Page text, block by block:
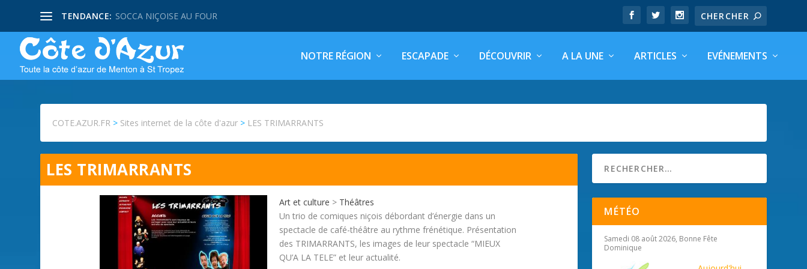
TENDANCE: SOCCA NIÇOISE AU FOUR
NOTRE RÉGION ESCAPADE DÉCOUVRIR A LA UNE ARTICLES EVÉNEMENTS
COTE.AZUR.FR > Sites internet de la côte d'azur > LES TRIMARRANTS
LES TRIMARRANTS
Art et culture > Théâtres
Un trio de comiques niçois débordant d’énergie dans un
spectacle de café-théâtre au rythme frénétique. Présentation
des TRIMARRANTS, les images de leur spectacle “MIEUX
QU’A LA TELE” et leur actualité.
MÉTÉO
Samedi 08 août 2026, Bonne Fête
Dominique